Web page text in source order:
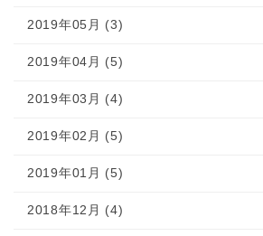
2019年05月 (3)
2019年04月 (5)
2019年03月 (4)
2019年02月 (5)
2019年01月 (5)
2018年12月 (4)